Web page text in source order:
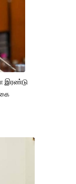
இரண்டு